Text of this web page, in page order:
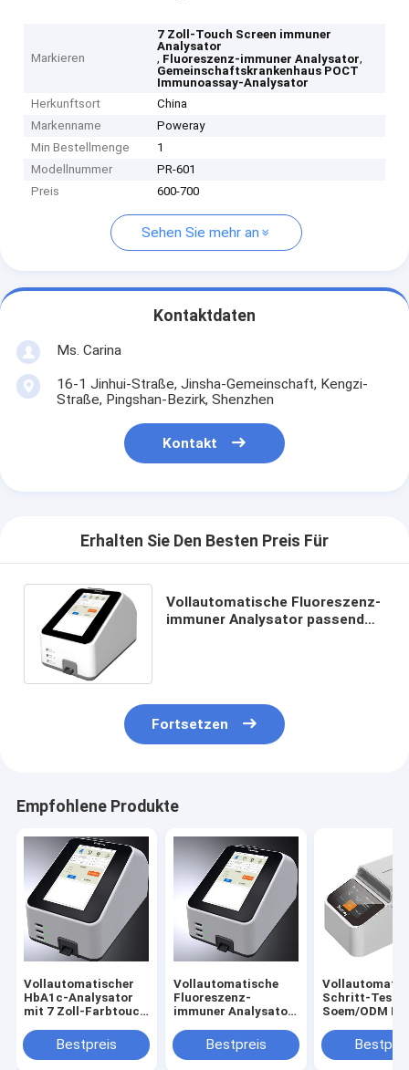
Markieren
7 Zoll-Touch Screen immuner
Analysator
, Fluoreszenz-immuner Analysator,
Gemeinschaftskrankenhaus POCT
Immunoassay-Analysator
Herkunftsort
China
Markenname
Poweray
Min Bestellmenge
1
Modellnummer
PR-601
Preis
600-700
Sehen Sie mehr an
Kontaktdaten
Ms. Carina
16-1 Jinhui-Straße, Jinsha-Gemeinschaft, Kengzi-
Straße, Pingshan-Bezirk, Shenzhen
Kontakt
Erhalten Sie Den Besten Preis Für
Vollautomatische Fluoreszenz-
immuner Analysator passend
Fortsetzen
Empfohlene Produkte
Vollautomatischer
HbA1c-Analysator
mit 7 Zoll-Farbtouch
Bestpreis
Vollautomatische
Fluoreszenz-
immuner Analysator
Grundversorgungs-
Krankenhäuser
Bestpreis
Schritt-Test
Soem/ODM
einer